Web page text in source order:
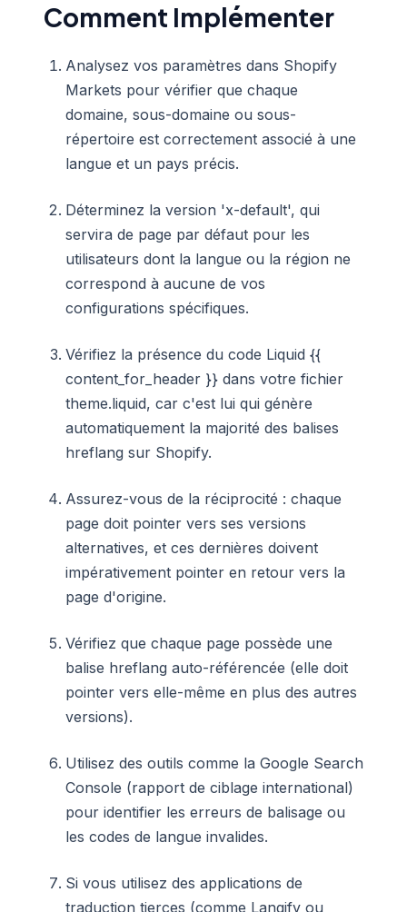
Comment Implémenter
Analysez vos paramètres dans Shopify
Markets pour vérifier que chaque
domaine, sous-domaine ou sous-
répertoire est correctement associé à une
langue et un pays précis.
Déterminez la version 'x-default', qui
servira de page par défaut pour les
utilisateurs dont la langue ou la région ne
correspond à aucune de vos
configurations spécifiques.
Vérifiez la présence du code Liquid {{
content_for_header }} dans votre fichier
theme.liquid, car c'est lui qui génère
automatiquement la majorité des balises
hreflang sur Shopify.
Assurez-vous de la réciprocité : chaque
page doit pointer vers ses versions
alternatives, et ces dernières doivent
impérativement pointer en retour vers la
page d'origine.
Vérifiez que chaque page possède une
balise hreflang auto-référencée (elle doit
pointer vers elle-même en plus des autres
versions).
Utilisez des outils comme la Google Search
Console (rapport de ciblage international)
pour identifier les erreurs de balisage ou
les codes de langue invalides.
Si vous utilisez des applications de
traduction tierces (comme Langify ou